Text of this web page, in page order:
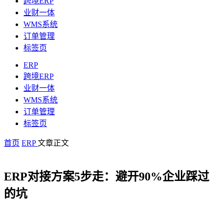
业财一体
WMS系统
订单管理
标签页
ERP
跨境ERP
业财一体
WMS系统
订单管理
标签页
首页 ERP文章正文
ERP对接方案5步走：避开90%企业踩过
的坑